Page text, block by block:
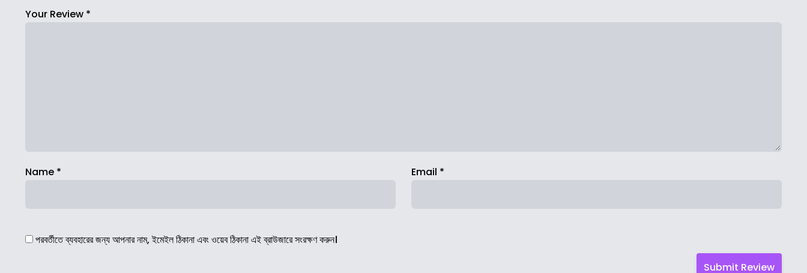
Your Review *
Name * Email *
পরবর্তীতে ব্যবহারের জন্য আপনার নাম, ইমেইল ঠিকানা এবং ওয়েব ঠিকানা এই ব্রাউজারে সংরক্ষণ করুন।